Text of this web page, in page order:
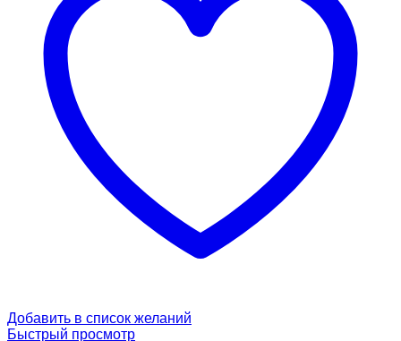
Добавить в список желаний
Быстрый просмотр